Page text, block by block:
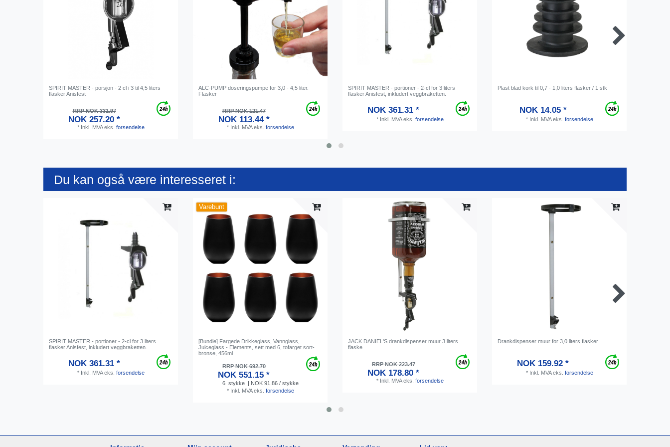
SPIRIT MASTER - porsjon - 2 cl i 3 til 4,5 liters
flasker Anisfest
RRP NOK 331.97
NOK 257.20 *
* Inkl. MVAeks. forsendelse
ALC-PUMP doseringspumpe for 3,0 - 4,5 liter.
Flasker
RRP NOK 121.47
NOK 113.44 *
* Inkl. MVAeks. forsendelse
SPIRIT MASTER - portioner - 2-cl for 3 liters
flasker Anisfest, inkludert veggbraketten.
NOK 361.31 *
* Inkl. MVAeks. forsendelse
Plast blad kork til 0,7 - 1,0 liters flasker / 1 stk
NOK 14.05 *
* Inkl. MVAeks. forsendelse
Du kan også være interesseret i:
SPIRIT MASTER - portioner - 2-cl for 3 liters
flasker Anisfest, inkludert veggbraketten.
NOK 361.31 *
* Inkl. MVAeks. forsendelse
Varebunt
[Bundle] Fargede Drikkeglass, Vannglass,
Juiceglass - Elements, sett med 6, tofarget sort-
bronse, 456ml
RRP NOK 692.70
NOK 551.15 *
6 stykke
| NOK 91.86 / stykke
* Inkl. MVAeks. forsendelse
JACK DANIEL'S drankdispenser muur 3 liters
flaske
RRP NOK 223.47
NOK 178.80 *
* Inkl. MVAeks. forsendelse
Drankdispenser muur for 3,0 liters flasker
NOK 159.92 *
* Inkl. MVAeks. forsendelse